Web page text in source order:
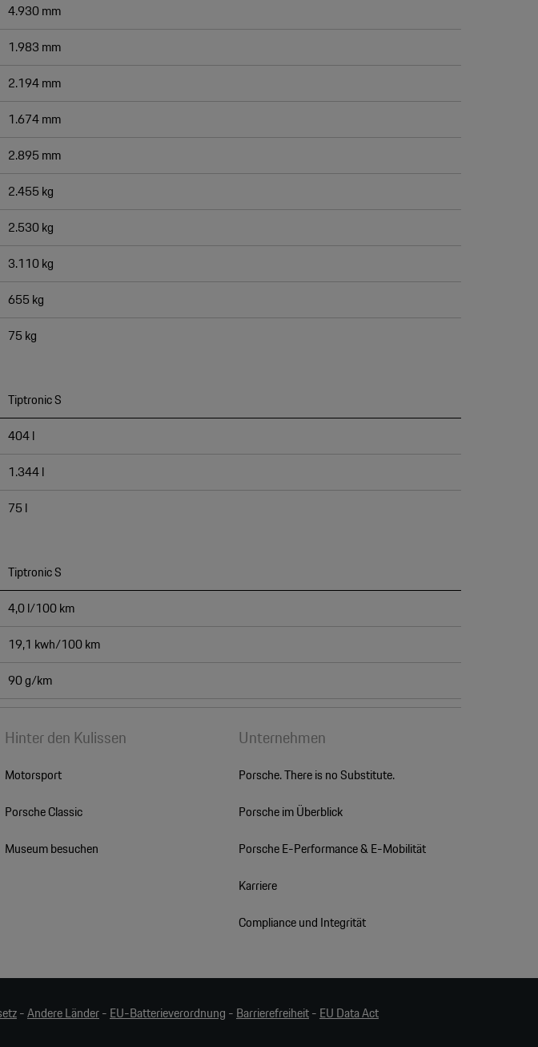
4.930 mm
1.983 mm
2.194 mm
1.674 mm
2.895 mm
2.455 kg
2.530 kg
3.110 kg
655 kg
75 kg
Tiptronic S
404 l
1.344 l
75 l
Tiptronic S
4,0 l/100 km
19,1 kwh/100 km
90 g/km
Hinter den Kulissen
Motorsport
Porsche Classic
Museum besuchen
Unternehmen
Porsche. There is no Substitute.
Porsche im Überblick
Porsche E-Performance & E-Mobilität
Karriere
Compliance und Integrität
-Andere Länder-EU-Batterieverordnung -Barrierefreiheit-EU Data Act